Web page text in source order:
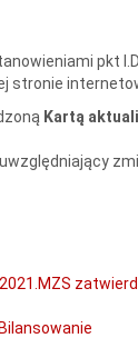
pkt
Kartą